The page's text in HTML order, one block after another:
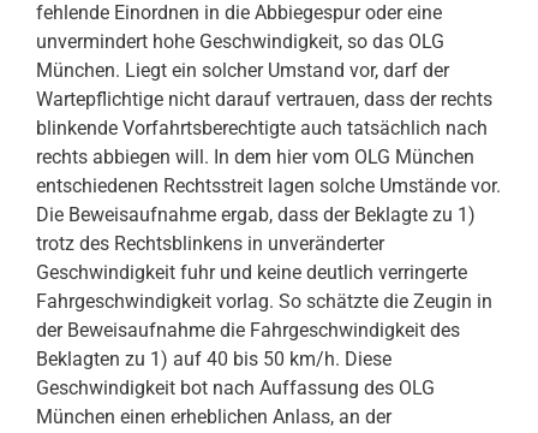
fehlende Einordnen in die Abbiegespur oder eine
unvermindert hohe Geschwindigkeit, so das OLG
München. Liegt ein solcher Umstand vor, darf der
Wartepflichtige nicht darauf vertrauen, dass der rechts
blinkende Vorfahrtsberechtigte auch tatsächlich nach
rechts abbiegen will. In dem hier vom OLG München
entschiedenen Rechtsstreit lagen solche Umstände vor.
Die Beweisaufnahme ergab, dass der Beklagte zu 1)
trotz des Rechtsblinkens in unveränderter
Geschwindigkeit fuhr und keine deutlich verringerte
Fahrgeschwindigkeit vorlag. So schätzte die Zeugin in
der Beweisaufnahme die Fahrgeschwindigkeit des
Beklagten zu 1) auf 40 bis 50 km/h. Diese
Geschwindigkeit bot nach Auffassung des OLG
München einen erheblichen Anlass, an der